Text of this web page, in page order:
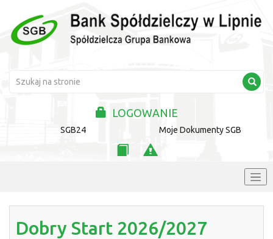
LOGOWANIE
SGB24 Moje Dokumenty SGB
Dobry Start 2026/2027